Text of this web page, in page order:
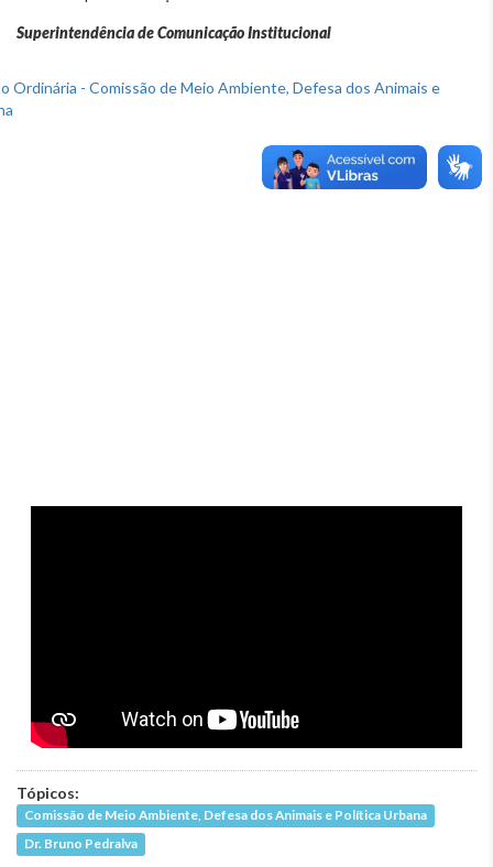
Superintendência de Comunicação Institucional
Tópicos:
Comissão de Meio Ambiente, Defesa dos Animais e Política Urbana
Dr. Bruno Pedralva